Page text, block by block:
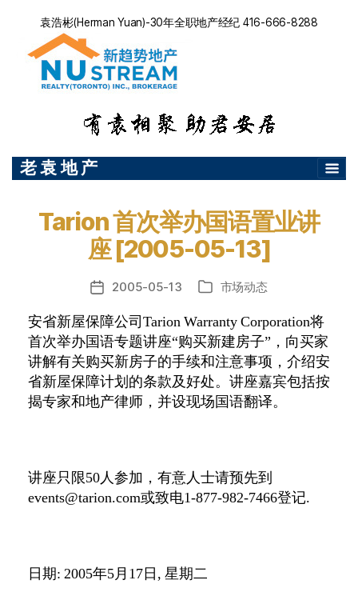
袁浩彬(Herman Yuan)-30年全职地产经纪 416-666-8288
老 袁 地 产
Tarion 首次举办国语置业讲
座 [2005-05-13]
发
日
期
2005-05-13
分 市场动态
安省新屋保障公司Tarion Warranty Corporation将
首次举办国语专题讲座“购买新建房子”，向买家
讲解有关购买新房子的手续和注意事项，介绍安
省新屋保障计划的条款及好处。讲座嘉宾包括按
揭专家和地产律师，并设现场国语翻译。
讲座只限50人参加，有意人士请预先到
events@tarion.com或致电1-877-982-7466登记.
日期: 2005年5月 17日, 星期二